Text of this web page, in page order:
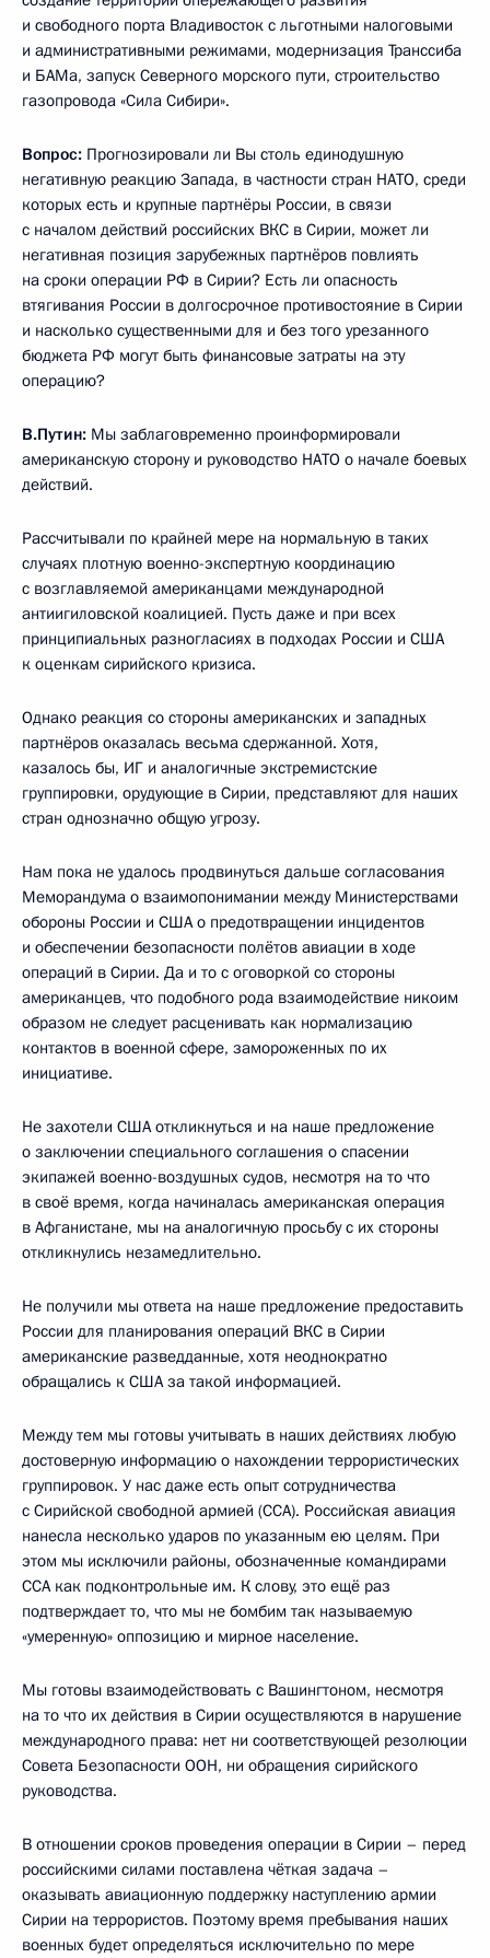
и свободного порта Владивосток с льготными налоговыми
и административными режимами, модернизация Транссиба
и БАМа, запуск Северного морского пути, строительство
газопровода «Сила Сибири».
Вопрос: Прогнозировали ли Вы столь единодушную
негативную реакцию Запада, в частности стран НАТО, среди
которых есть и крупные партнёры России, в связи
с началом действий российских ВКС в Сирии, может ли
негативная позиция зарубежных партнёров повлиять
на сроки операции РФ в Сирии? Есть ли опасность
втягивания России в долгосрочное противостояние в Сирии
и насколько существенными для и без того урезанного
бюджета РФ могут быть финансовые затраты на эту
операцию?
В.Путин: Мы заблаговременно проинформировали
американскую сторону и руководство НАТО о начале боевых
действий.
Рассчитывали по крайней мере на нормальную в таких
случаях плотную военно-экспертную координацию
с возглавляемой американцами международной
антиигиловской коалицией. Пусть даже и при всех
принципиальных разногласиях в подходах России и США
к оценкам сирийского кризиса.
Однако реакция со стороны американских и западных
партнёров оказалась весьма сдержанной. Хотя,
казалось бы, ИГ и аналогичные экстремистские
группировки, орудующие в Сирии, представляют для наших
стран однозначно общую угрозу.
Нам пока не удалось продвинуться дальше согласования
Меморандума о взаимопонимании между Министерствами
обороны России и США о предотвращении инцидентов
и обеспечении безопасности полётов авиации в ходе
операций в Сирии. Да и то с оговоркой со стороны
американцев, что подобного рода взаимодействие никоим
образом не следует расценивать как нормализацию
контактов в военной сфере, замороженных по их
инициативе.
Не захотели США откликнуться и на наше предложение
о заключении специального соглашения о спасении
экипажей военно-воздушных судов, несмотря на то что
в своё время, когда начиналась американская операция
в Афганистане, мы на аналогичную просьбу с их стороны
откликнулись незамедлительно.
Не получили мы ответа на наше предложение предоставить
России для планирования операций ВКС в Сирии
американские разведданные, хотя неоднократно
обращались к США за такой информацией.
Между тем мы готовы учитывать в наших действиях любую
достоверную информацию о нахождении террористических
группировок. У нас даже есть опыт сотрудничества
с Сирийской свободной армией (ССА). Российская авиация
нанесла несколько ударов по указанным ею целям. При
этом мы исключили районы, обозначенные командирами
ССА как подконтрольные им. К слову, это ещё раз
подтверждает то, что мы не бомбим так называемую
«умеренную» оппозицию и мирное население.
Мы готовы взаимодействовать с Вашингтоном, несмотря
на то что их действия в Сирии осуществляются в нарушение
международного права: нет ни соответствующей резолюции
Совета Безопасности ООН, ни обращения сирийского
руководства.
В отношении сроков проведения операции в Сирии – перед
российскими силами поставлена чёткая задача –
оказывать авиационную поддержку наступлению армии
Сирии на террористов. Поэтому время пребывания наших
военных будет определяться исключительно по мере